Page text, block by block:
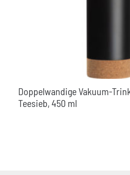
Doppelwandige Vakuum-
Teesieb, 450 ml